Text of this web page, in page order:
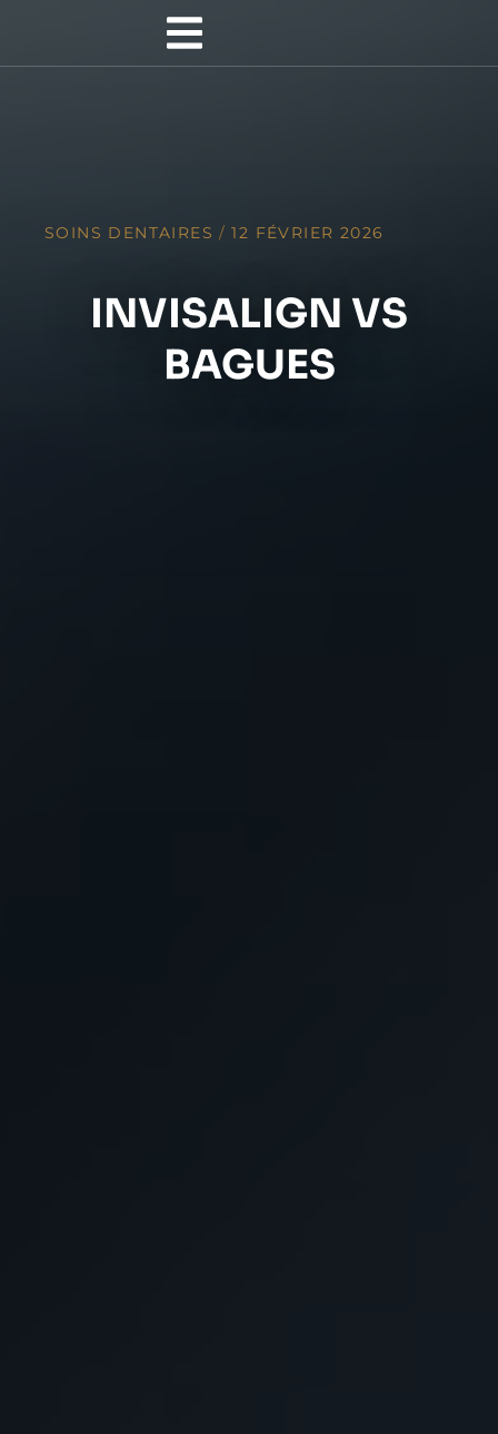
SOINS DENTAIRES / 12 FÉVRIER 2026
INVISALIGN VS
BAGUES